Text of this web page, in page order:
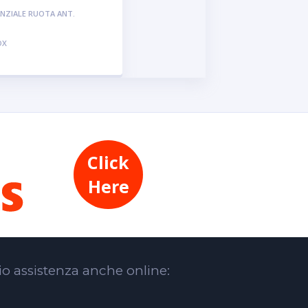
RUOTA ANT.
Click
Here
assistenza anche online: